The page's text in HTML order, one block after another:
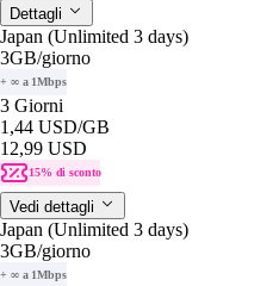
Dettagli
Japan (Unlimited 3 days)
3GB/giorno
+ ∞ a 1Mbps
3 Giorni
1,44 USD/GB
12,99 USD
15% di sconto
Vedi dettagli
Japan (Unlimited 3 days)
3GB/giorno
+ ∞ a 1Mbps